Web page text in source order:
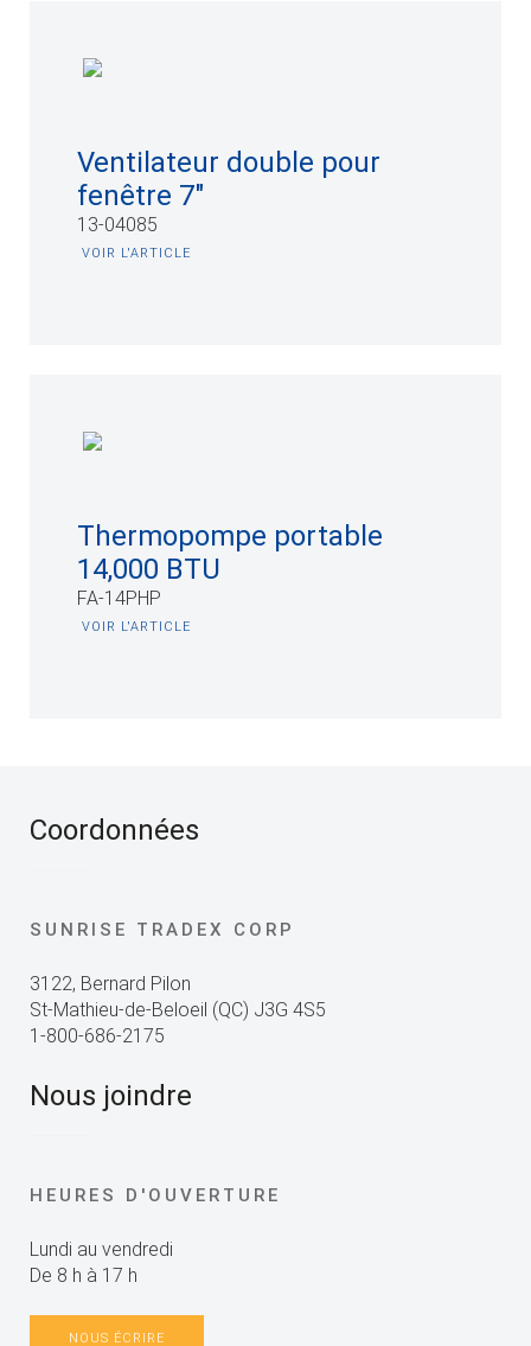
Ventilateur double pour
fenêtre 7"
13-04085
VOIR L'ARTICLE
Thermopompe portable
14,000 BTU
FA-14PHP
VOIR L'ARTICLE
Coordonnées
SUNRISE TRADEX CORP
3122, Bernard Pilon
St-Mathieu-de-Beloeil (QC) J3G 4S5
1-800-686-2175
Nous joindre
HEURES D'OUVERTURE
Lundi au vendredi
De 8 h à 17 h
NOUS ÉCRIRE